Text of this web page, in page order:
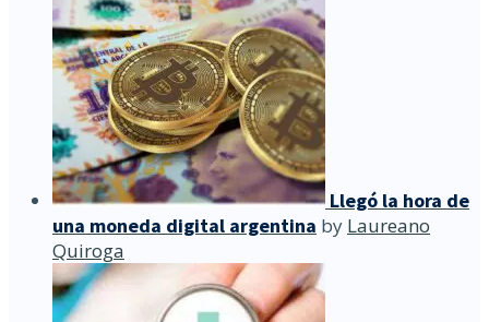
Llegó la hora de
una moneda digital argentina by Laureano
Quiroga